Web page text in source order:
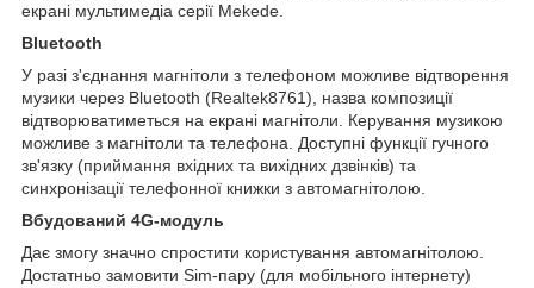
екрані мультимедіа серії Mekede.
Bluetooth
У разі з'єднання магнітоли з телефоном можливе відтворення
музики через Bluetooth (Realtek8761), назва композиції
відтворюватиметься на екрані магнітоли. Керування музикою
можливе з магнітоли та телефона. Доступні функції гучного
зв'язку (приймання вхідних та вихідних дзвінків) та
синхронізації телефонної книжки з автомагнітолою.
Вбудований 4G-модуль
Дає змогу значно спростити користування автомагнітолою.
Достатньо замовити Sim-пару (для мобільного інтернету)